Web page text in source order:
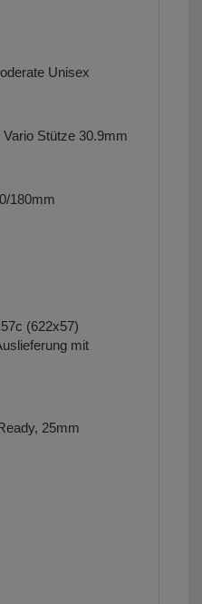
Unisex
Stütze 30.9mm
180mm
(622x57)
mit
25mm